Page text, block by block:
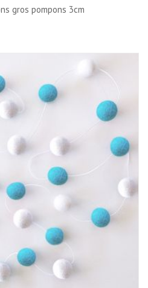
gros pompons 3cm